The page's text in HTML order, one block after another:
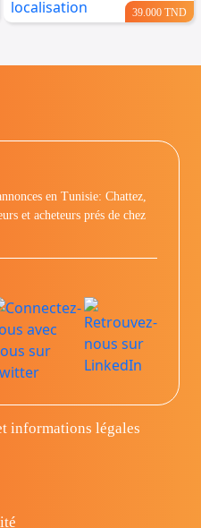
39.000 TND
en Tunisie: Chattez,
et acheteurs prés de chez
informations légales